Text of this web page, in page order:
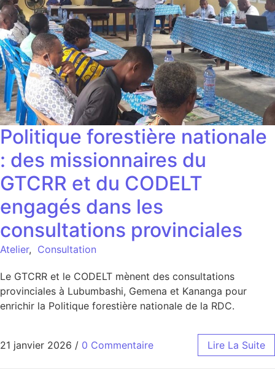
Politique forestière nationale
: des missionnaires du
GTCRR et du CODELT
engagés dans les
consultations provinciales
Atelier, Consultation
Le GTCRR et le CODELT mènent des consultations
provinciales à Lubumbashi, Gemena et Kananga pour
enrichir la Politique forestière nationale de la RDC.
21 janvier 2026 / 0 Commentaire Lire La Suite